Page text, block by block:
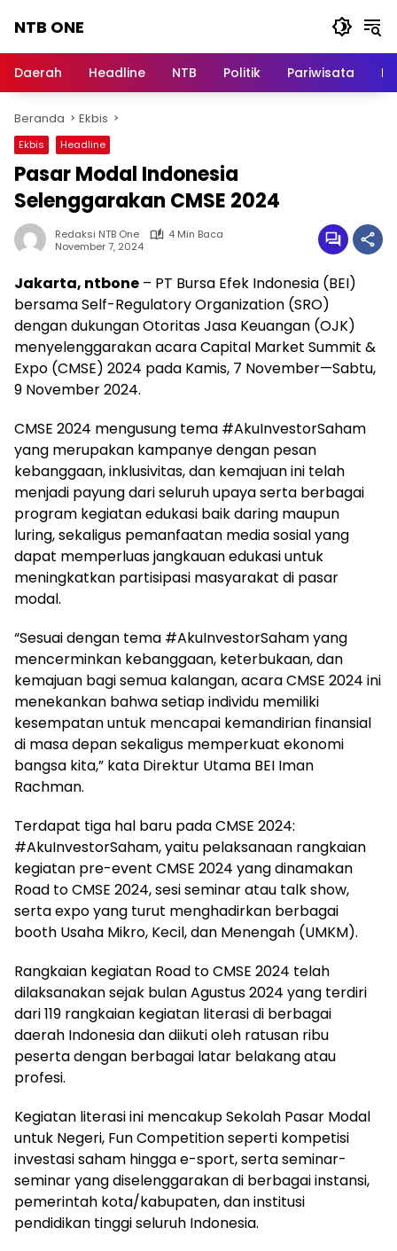
NTB ONE
dan
Berita
Lombok
Daerah Headline NTB Politik Pariwisata
Beranda Ekbis
Ekbis Headline
Pasar Modal Indonesia
Selenggarakan CMSE 2024
Redaksi NTB One
4 Min Baca
November 7, 2024
Jakarta, ntbone – PT Bursa Efek Indonesia (BEI)
bersama Self-Regulatory Organization (SRO)
dengan dukungan Otoritas Jasa Keuangan (OJK)
menyelenggarakan acara Capital Market Summit &
Expo (CMSE) 2024 pada Kamis, 7 November—Sabtu,
9 November 2024.
CMSE 2024 mengusung tema #AkuInvestorSaham
yang merupakan kampanye dengan pesan
kebanggaan, inklusivitas, dan kemajuan ini telah
menjadi payung dari seluruh upaya serta berbagai
program kegiatan edukasi baik daring maupun
luring, sekaligus pemanfaatan media sosial yang
dapat memperluas jangkauan edukasi untuk
meningkatkan partisipasi masyarakat di pasar
modal.
“Sesuai dengan tema #AkuInvestorSaham yang
mencerminkan kebanggaan, keterbukaan, dan
kemajuan bagi semua kalangan, acara CMSE 2024 ini
menekankan bahwa setiap individu memiliki
kesempatan untuk mencapai kemandirian finansial
di masa depan sekaligus memperkuat ekonomi
bangsa kita,” kata Direktur Utama BEI Iman
Rachman.
Terdapat tiga hal baru pada CMSE 2024:
#AkuInvestorSaham, yaitu pelaksanaan rangkaian
kegiatan pre-event CMSE 2024 yang dinamakan
Road to CMSE 2024, sesi seminar atau talk show,
serta expo yang turut menghadirkan berbagai
booth Usaha Mikro, Kecil, dan Menengah (UMKM).
Rangkaian kegiatan Road to CMSE 2024 telah
dilaksanakan sejak bulan Agustus 2024 yang terdiri
dari 119 rangkaian kegiatan literasi di berbagai
daerah Indonesia dan diikuti oleh ratusan ribu
peserta dengan berbagai latar belakang atau
profesi.
Kegiatan literasi ini mencakup Sekolah Pasar Modal
untuk Negeri, Fun Competition seperti kompetisi
investasi saham hingga e-sport, serta seminar-
seminar yang diselenggarakan di berbagai instansi,
pemerintah kota/kabupaten, dan institusi
pendidikan tinggi seluruh Indonesia.